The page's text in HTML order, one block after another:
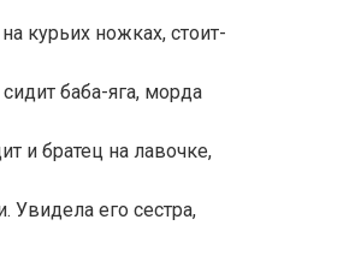
курьих ножках, стоит-
баба-яга, морда
и братец на лавочке,
Увидела его сестра,